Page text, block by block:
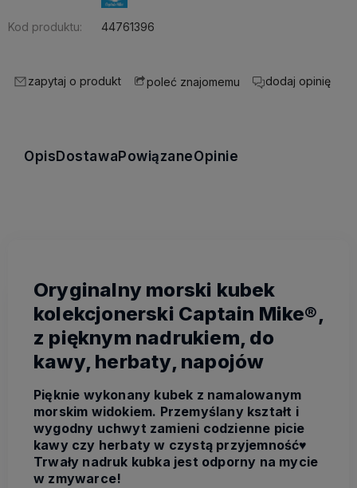
Kod produktu: 44761396
zapytaj o produkt poleć znajomemu dodaj opinię
Opis Dostawa PowiązaneOpinie
Oryginalny morski kubek
kolekcjonerski Captain Mike®,
z pięknym nadrukiem, do
kawy, herbaty, napojów
Pięknie wykonany kubek z namalowanym
morskim widokiem. Przemyślany kształt i
wygodny uchwyt zamieni codzienne picie
kawy czy herbaty w czystą przyjemność♥️
Trwały nadruk kubka jest odporny na mycie
w zmywarce!